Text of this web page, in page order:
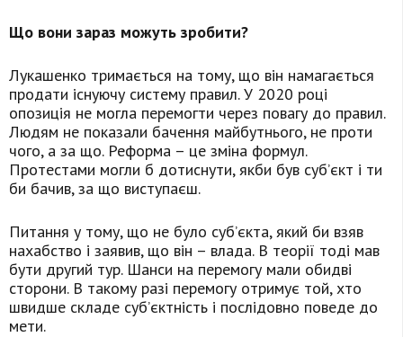
Що вони зараз можуть зробити?
Лукашенко тримається на тому, що він намагається
продати існуючу систему правил. У 2020 році
опозиція не могла перемогти через повагу до правил.
Людям не показали бачення майбутнього, не проти
чого, а за що. Реформа – це зміна формул.
Протестами могли б дотиснути, якби був суб’єкт і ти
би бачив, за що виступаєш.
Питання у тому, що не було суб’єкта, який би взяв
нахабство і заявив, що він – влада. В теорії тоді мав
бути другий тур. Шанси на перемогу мали обидві
сторони. В такому разі перемогу отримує той, хто
швидше складе суб’єктність і послідовно поведе до
мети.